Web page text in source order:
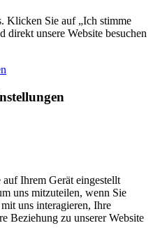
Klicken Sie auf „Ich stimme
direkt unsere Website besuchen
Ihrem Gerät eingestellt
uns mitzuteilen, wenn Sie
uns interagieren, Ihre
Beziehung zu unserer Website